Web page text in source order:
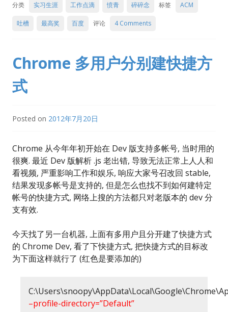
分类 实习生涯 工作点滴 愤青 碎碎念 标签 ACM
吐槽 最高奖 百度 评论 4 Comments
Chrome 多用户分别建快捷方
式
Posted on 2012年7月20日
Chrome 从今年年初开始在 Dev 版支持多帐号, 当时用的
很爽. 最近 Dev 版解析 .js 老出错, 导致无法正常上人人和
看视频, 严重影响工作和娱乐, 响应大家号召改回 stable,
结果发现多帐号是支持的, 但是怎么也找不到如何建特定
帐号的快捷方式, 网络上搜的方法都只对老版本的 dev 分
支有效.
今天找了另一台机器, 上面有多用户且分开建了快捷方式
的 Chrome Dev, 看了下快捷方式, 把快捷方式的目标改
为下面这样就行了 (红色是要添加的)
–profile-directory=”Default”